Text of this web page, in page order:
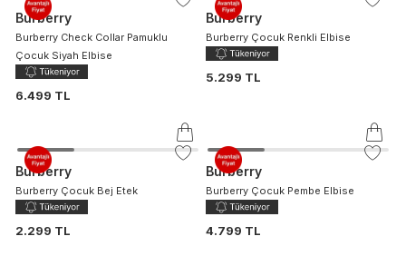
Burberry
Burberry Check Collar Pamuklu
Çocuk Siyah Elbise
6.499 TL
Burberry
Burberry Çocuk Renkli Elbise
5.299 TL
Burberry
Burberry Çocuk Bej Etek
2.299 TL
Burberry
Burberry Çocuk Pembe Elbise
4.799 TL